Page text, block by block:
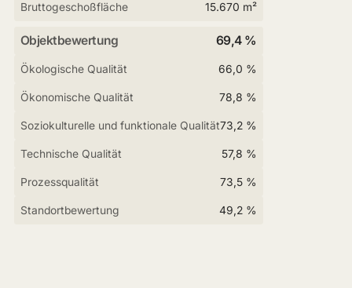
Bruttogeschoßfläche 15.670 m²
Objektbewertung 69,4 %
Ökologische Qualität 66,0 %
Ökonomische Qualität 78,8 %
Soziokulturelle und funktionale Qualität73,2 %
Technische Qualität 57,8 %
Prozessqualität 73,5 %
Standortbewertung 49,2 %